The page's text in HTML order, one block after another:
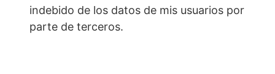
indebido de los datos de mis usuarios por
parte de terceros.